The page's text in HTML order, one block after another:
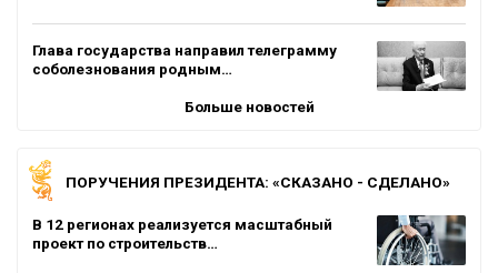
Глава государства направил телеграмму
соболезнования родным…
Больше новостей
ПОРУЧЕНИЯ ПРЕЗИДЕНТА: «СКАЗАНО - СДЕЛАНО»
В 12 регионах реализуется масштабный
проект по строительств…